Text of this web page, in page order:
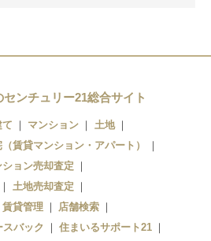
ンチュリー21総合サイト
マンション
土地
賃貸マンション・アパート）
ョン売却査定
土地売却査定
賃貸管理
店舗検索
スバック
住まいるサポート21